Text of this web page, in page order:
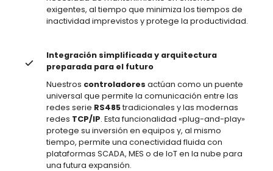
exigentes, al tiempo que minimiza los tiempos de
inactividad imprevistos y protege la productividad.
Integración simplificada y arquitectura
preparada para el futuro
Nuestros controladores actúan como un puente
universal que permite la comunicación entre las
redes serie RS485tradicionales y las modernas
redes TCP/IP. Esta funcionalidad «plug-and-play»
protege su inversión en equipos y, al mismo
tiempo, permite una conectividad fluida con
plataformas SCADA, MES o de IoT en la nube para
una futura expansión.